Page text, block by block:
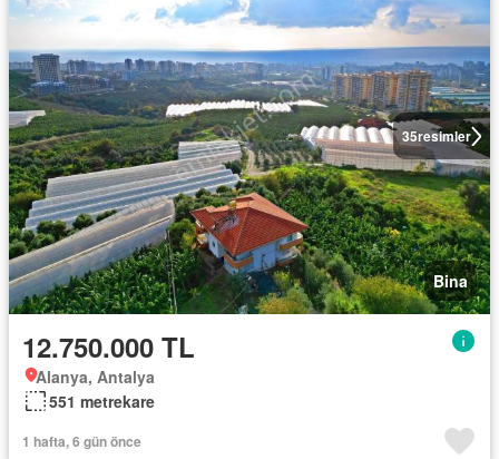
35resimler
Bina
12.750.000 TL
Alanya, Antalya
551 metrekare
1 hafta, 6 gün önce